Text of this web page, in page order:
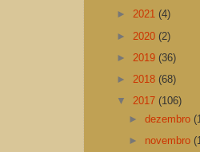
► 2021 (4)
► 2020 (2)
► 2019 (36)
► 2018 (68)
▼ 2017 (106)
►dezembro
► novembro